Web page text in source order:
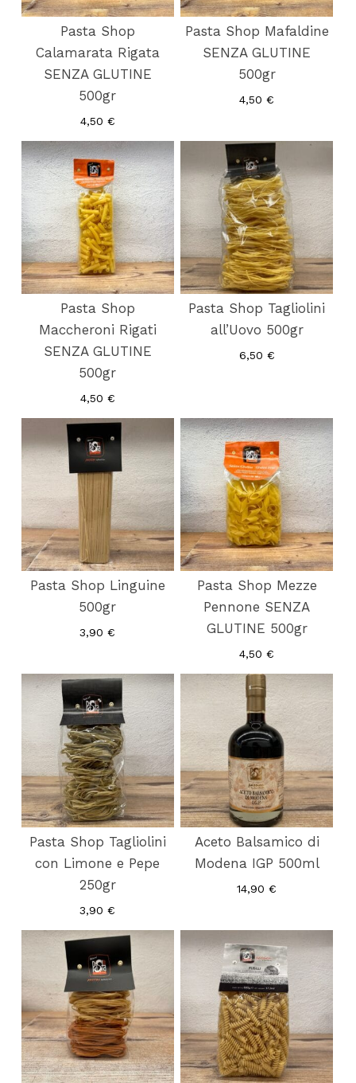
Pasta Shop
Calamarata Rigata
SENZA GLUTINE
500gr
4,50 €
Pasta Shop Mafaldine
SENZA GLUTINE
500gr
4,50€
Pasta Shop
Maccheroni Rigati
SENZA GLUTINE
500gr
4,50 €
Pasta Shop Tagliolini
all’Uovo 500gr
6,50 €
Pasta Shop Linguine
500gr
3,90€
Pasta Shop Mezze
Pennone SENZA
GLUTINE 500gr
4,50€
Pasta Shop Tagliolini
con Limone e Pepe
250gr
3,90€
Aceto Balsamico di
Modena IGP 500ml
14,90€